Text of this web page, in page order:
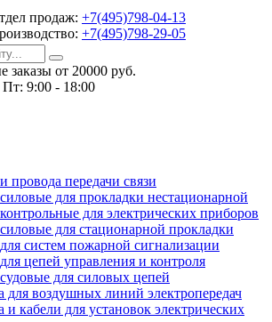
продаж: +7(495)798-04-13
+7(495)798-29-05
от 20000 руб.
9:00 - 18:00
провода передачи связи
для прокладки нестационарной
для электрических приборов
для стационарной прокладки
систем пожарной сигнализации
цепей управления и контроля
для силовых цепей
для воздушных линий электропередач
и кабели для установок электрических